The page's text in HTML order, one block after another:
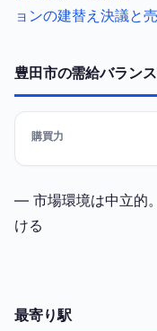
ョンの建替え決議と
豊田市の需給バランス
購買力
— 市場環境は中立的
ける
最寄り駅